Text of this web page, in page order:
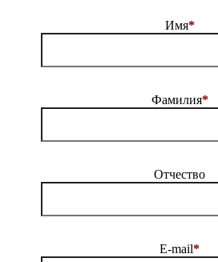
Имя*
Фамилия*
Отчество
E-mail*